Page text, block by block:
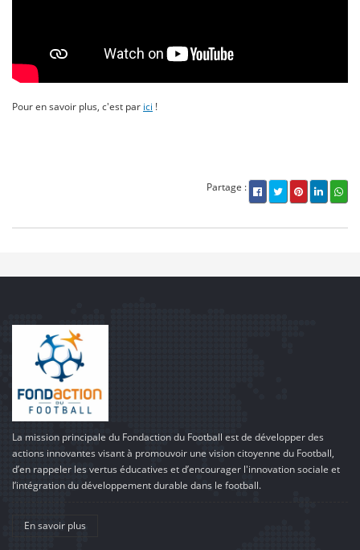
Pour en savoir plus, c'est par ici !
Partage :
La mission principale du Fondaction du Football est de développer des
actions innovantes visant à promouvoir une vision citoyenne du Football,
d’en rappeler les vertus éducatives et d’encourager l'innovation sociale et
l’intégration du développement durable dans le football.
En savoir plus